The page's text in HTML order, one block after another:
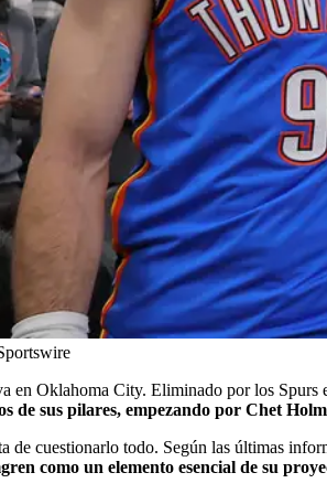
en Oklahoma City. Eliminado por los Spurs
de sus pilares, empezando por Chet
de cuestionarlo todo. Según las últimas
como un elemento esencial de su